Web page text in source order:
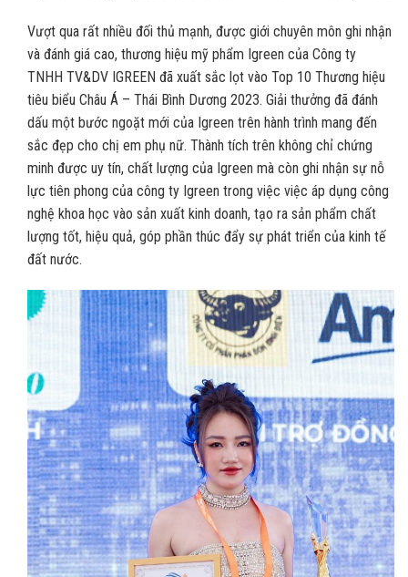
Vượt qua rất nhiều đối thủ mạnh, được giới chuyên môn ghi nhận
và đánh giá cao, thương hiệu mỹ phẩm Igreen của Công ty
TNHH TV&DV IGREEN đã xuất sắc lọt vào Top 10 Thương hiệu
tiêu biểu Châu Á – Thái Bình Dương 2023. Giải thưởng đã đánh
dấu một bước ngoặt mới của Igreen trên hành trình mang đến
sắc đẹp cho chị em phụ nữ. Thành tích trên không chỉ chứng
minh được uy tín, chất lượng của Igreen mà còn ghi nhận sự nỗ
lực tiên phong của công ty Igreen trong việc việc áp dụng công
nghệ khoa học vào sản xuất kinh doanh, tạo ra sản phẩm chất
lượng tốt, hiệu quả, góp phần thúc đẩy sự phát triển của kinh tế
đất nước.